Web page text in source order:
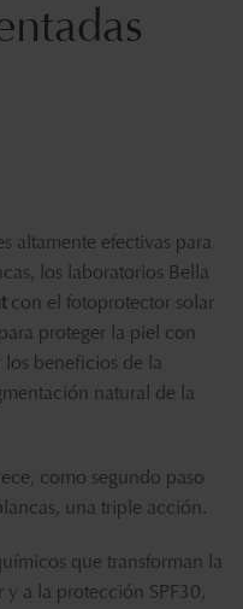
altamente efectivas para
los laboratorios Bella
con el fotoprotector solar
proteger la piel con
beneficios de la
natural de la
como segundo paso
una triple acción.
que transforman la
a la protección SPF30,